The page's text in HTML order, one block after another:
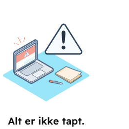
Alt er ikke tapt.